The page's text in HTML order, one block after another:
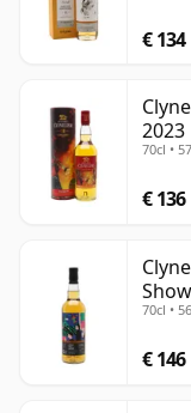
€ 134
2023
70cl •
€ 136
70cl •
€ 146